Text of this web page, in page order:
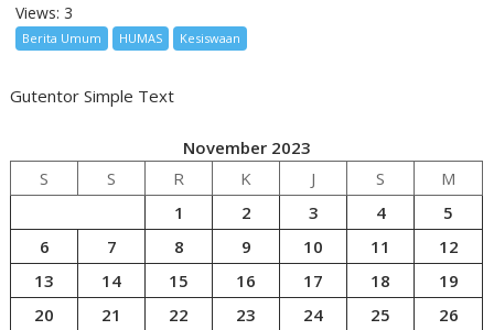
Views: 3
Berita Umum HUMAS Kesiswaan
Gutentor Simple Text
November 2023
S
S R K J S
M
1
2 3 4
5
6
7 8 9 10 11
12
13
14 15 16 17 18
19
20
21 22 23 24 25
26